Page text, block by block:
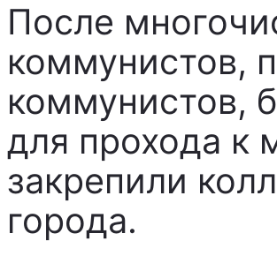
После
коммунистов,
коммунистов,
для прохода к
закрепили
города.